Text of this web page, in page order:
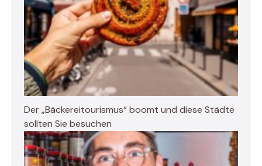
Der „Bäckereitourismus“ boomt und diese Städte
sollten Sie besuchen